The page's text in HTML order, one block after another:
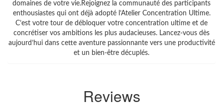
domaines de votre vie.Rejoignez la communauté des participants
enthousiastes qui ont déjà adopté l’Atelier Concentration Ultime.
C’est votre tour de débloquer votre concentration ultime et de
concrétiser vos ambitions les plus audacieuses. Lancez-vous dès
aujourd’hui dans cette aventure passionnante vers une productivité
et un bien-être décuplés.
Reviews